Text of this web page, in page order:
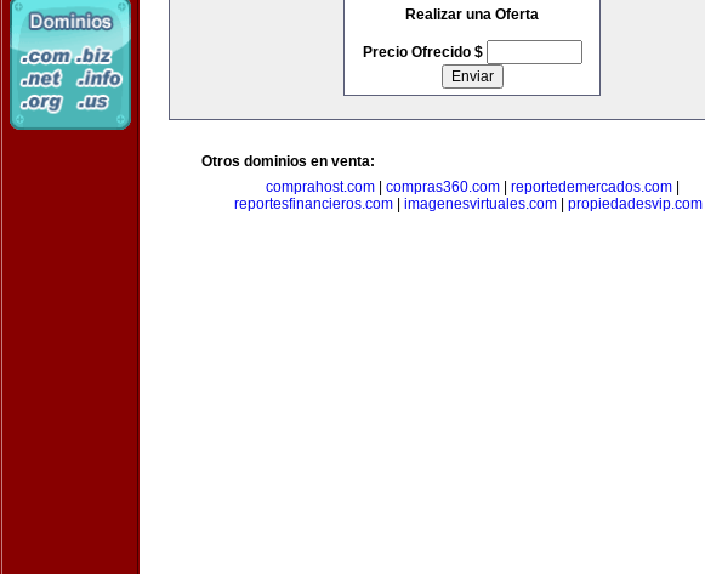
Realizar una Oferta
Precio Ofrecido $
Otros dominios en venta:
comprahost.com| compras360.com| reportedemercados.com|
reportesfinancieros.com
imagenesvirtuales.com propiedadesvip.com